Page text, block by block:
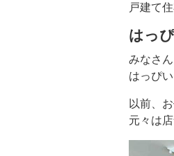
戸建て
はっ
みなさ
はっぴ
以前、
元々は